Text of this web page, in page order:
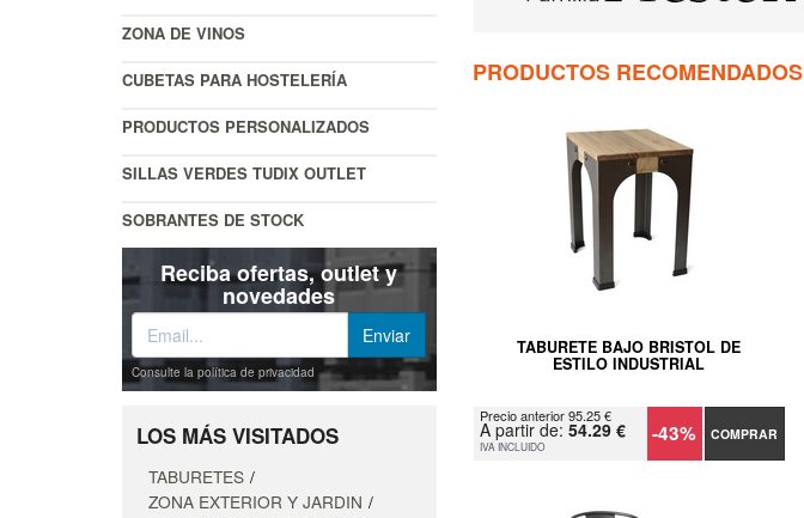
ZONA DE VINOS
CUBETAS PARA HOSTELERÍA
PRODUCTOS PERSONALIZADOS
SILLAS VERDES TUDIX OUTLET
SOBRANTES DE STOCK
Reciba ofertas, outlet y
novedades
Consulte la política de privacidad
LOS MÁS VISITADOS
TABURETES
ZONA EXTERIOR Y JARDIN
PRODUCTOS RECOMENDADOS
TABURETE BAJO BRISTOL DE
ESTILO INDUSTRIAL
Precio anterior 95.25 €
A partir de: 54.29 €
IVA INCLUIDO -43% COMPRAR